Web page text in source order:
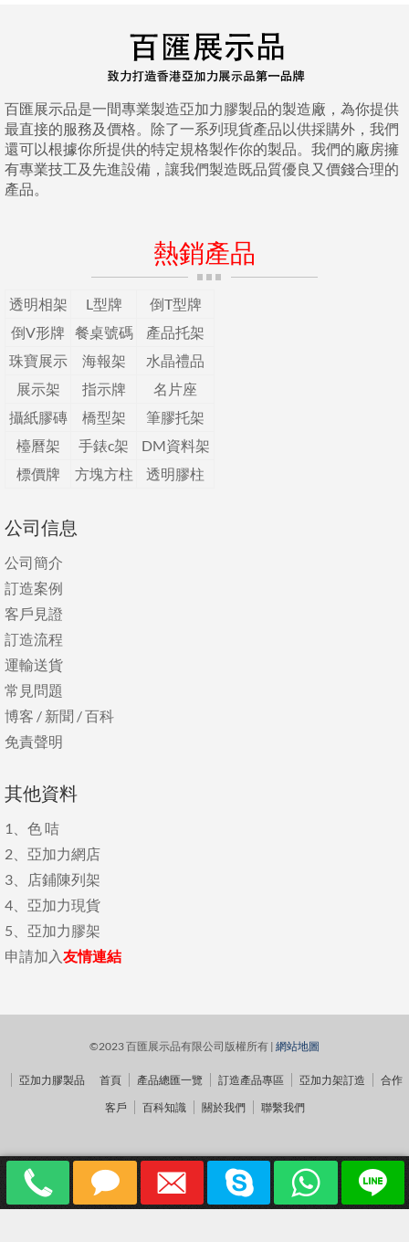
百匯展示品是一間專業製造亞加力膠製品的製造廠，為你提供
最直接的服務及價格。除了一系列現貨產品以供採購外，我們
還可以根據你所提供的特定規格製作你的製品。我們的廠房擁
有專業技工及先進設備，讓我們製造既品質優良又價錢合理的
產品。
熱銷產品
透明相架 L型牌
倒T型牌
倒V形牌
餐桌號碼
產品托架
珠寶展示
海報架
水晶禮品
展示架
指示牌
名片座
攝紙膠磚
橋型架
筆膠托架
檯曆架
手錶c架
DM資料架
標價牌
方塊方柱 透明膠柱
公司信息
公司簡介
訂造案例
客戶見證
訂造流程
運輸送貨
常見問題
博客 / 新聞 /百科
免責聲明
其他資料
1、 色 咭
2、 亞加力網店
3、
店鋪陳列架
4、 亞加力現貨
5、 亞加力膠架
申請加入友情連結
©2023 百匯展示品有限公司版權所有 | 網站地圖
亞加力膠製品 首頁 產品總匯一覽 訂造產品專區 亞加力架訂造
合作
客戶
百科知識 關於我們 聯繫我們